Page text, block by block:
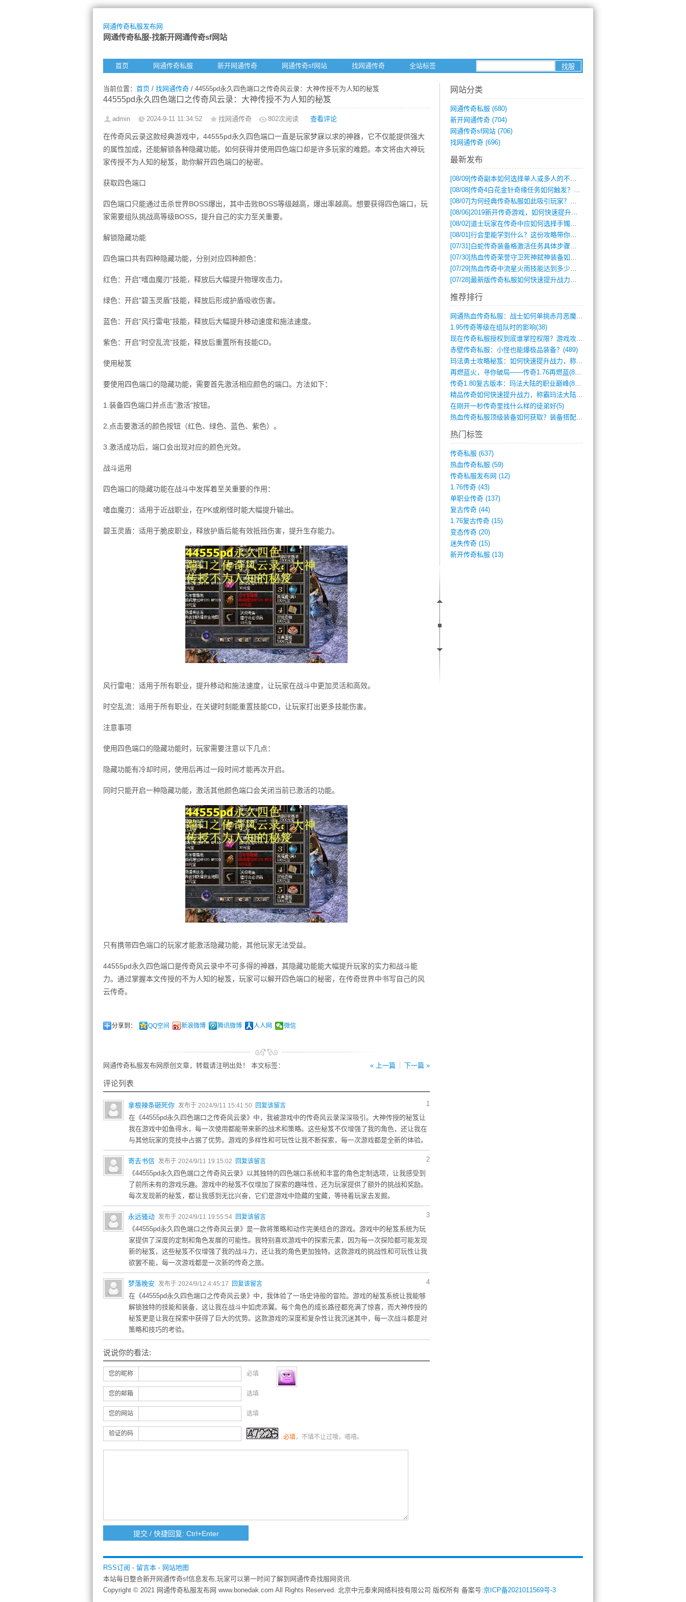
网通传奇私服发布网
网通传奇私服-找新开网通传奇sf网站
首页 网通传奇私服 新开网通传奇 网通传奇sf网站 找网通传奇 全站标签
当前位置： 首页 / 找网通传奇 / 44555pd永久四色端口之传奇风云录：大神传授不为人知的秘笈
44555pd永久四色端口之传奇风云录：大神传授不为人知的秘笈
admin 2024-9-11 11:34:52 找网通传奇 802次阅读 查看评论
在传奇风云录这款经典游戏中，44555pd永久四色端口一直是玩家梦寐以求的神器，它不仅能提供强大
的属性加成，还能解锁各种隐藏功能。如何获得并使用四色端口却是许多玩家的难题。本文将由大神玩
家传授不为人知的秘笈，助你解开四色端口的秘密。
获取四色端口
四色端口只能通过击杀世界BOSS爆出，其中击败BOSS等级越高，爆出率越高。想要获得四色端口，玩
家需要组队挑战高等级BOSS，提升自己的实力至关重要。
解锁隐藏功能
四色端口共有四种隐藏功能，分别对应四种颜色：
红色：开启"嗜血魔刃"技能，释放后大幅提升物理攻击力。
绿色：开启"碧玉灵盾"技能，释放后形成护盾吸收伤害。
蓝色：开启"风行雷电"技能，释放后大幅提升移动速度和施法速度。
紫色：开启"时空乱流"技能，释放后重置所有技能CD。
使用秘笈
要使用四色端口的隐藏功能，需要首先激活相应颜色的端口。方法如下：
1.装备四色端口并点击"激活"按钮。
2.点击要激活的颜色按钮（红色、绿色、蓝色、紫色）。
3.激活成功后，端口会出现对应的颜色光效。
战斗运用
四色端口的隐藏功能在战斗中发挥着至关重要的作用：
嗜血魔刃：适用于近战职业，在PK或刷怪时能大幅提升输出。
碧玉灵盾：适用于脆皮职业，释放护盾后能有效抵挡伤害，提升生存能力。
风行雷电：适用于所有职业，提升移动和施法速度，让玩家在战斗中更加灵活和高效。
时空乱流：适用于所有职业，在关键时刻能重置技能CD，让玩家打出更多技能伤害。
注意事项
使用四色端口的隐藏功能时，玩家需要注意以下几点：
隐藏功能有冷却时间，使用后再过一段时间才能再次开启。
同时只能开启一种隐藏功能，激活其他颜色端口会关闭当前已激活的功能。
只有携带四色端口的玩家才能激活隐藏功能，其他玩家无法受益。
44555pd永久四色端口是传奇风云录中不可多得的神器，其隐藏功能能大幅提升玩家的实力和战斗能
力。通过掌握本文传授的不为人知的秘笈，玩家可以解开四色端口的秘密，在传奇世界中书写自己的风
云传奇。
分享到： QQ空间 新浪微博 腾讯微博 人人网 微信
« 上一篇 下一篇 »
网通传奇私服发布网原创文章，转载请注明出处！ 本文标签：
评论列表
1
拿根辣条砸死你 发布于 2024/9/11 15:41:50 回复该留言
在《44555pd永久四色端口之传奇风云录》中，我被游戏中的传奇风云录深深吸引。大神传授的秘笈让
我在游戏中如鱼得水，每一次使用都能带来新的战术和策略。这些秘笈不仅增强了我的角色，还让我在
与其他玩家的竞技中占据了优势。游戏的多样性和可玩性让我不断探索，每一次游戏都是全新的体验。
2
寄去书信 发布于 2024/9/11 19:15:02 回复该留言
《44555pd永久四色端口之传奇风云录》以其独特的四色端口系统和丰富的角色定制选项，让我感受到
了前所未有的游戏乐趣。游戏中的秘笈不仅增加了探索的趣味性，还为玩家提供了额外的挑战和奖励。
每次发现新的秘笈，都让我感到无比兴奋，它们是游戏中隐藏的宝藏，等待着玩家去发掘。
3
永远骚动 发布于 2024/9/11 19:55:54 回复该留言
《44555pd永久四色端口之传奇风云录》是一款将策略和动作完美结合的游戏。游戏中的秘笈系统为玩
家提供了深度的定制和角色发展的可能性。我特别喜欢游戏中的探索元素，因为每一次探险都可能发现
新的秘笈，这些秘笈不仅增强了我的战斗力，还让我的角色更加独特。这款游戏的挑战性和可玩性让我
欲罢不能，每一次游戏都是一次新的传奇之旅。
4
梦落晚安 发布于 2024/9/12 4:45:17 回复该留言
在《44555pd永久四色端口之传奇风云录》中，我体验了一场史诗般的冒险。游戏的秘笈系统让我能够
解锁独特的技能和装备，这让我在战斗中如虎添翼。每个角色的成长路径都充满了惊喜，而大神传授的
秘笈更是让我在探索中获得了巨大的优势。这款游戏的深度和复杂性让我沉迷其中，每一次战斗都是对
策略和技巧的考验。
说说你的看法:
您的昵称 必填
您的邮箱 选填
您的网站 选填
验证的码 必填，不填不让过哦，嘻嘻。
网站分类
网通传奇私服 (680)
新开网通传奇 (704)
网通传奇sf网站 (706)
找网通传奇 (696)
最新发布
[08/09]传奇副本如何选择单人或多人的不同模式？
[08/08]传奇4白花金针奇缘任务如何触发？完整攻略解析
[08/07] 为何经典传奇私服如此吸引玩家？深度攻略解析
[08/06]2019新开传奇游戏，如何快速提升角色等级？
[08/02]道士玩家在传奇中应如何选择手镯装备？
[08/01]行会里能学到什么？这份攻略带你全掌握
[07/31] 白蛇传奇装备格激活任务具体步骤是什么？如何完成？
[07/30]热血传奇荣誉守卫死神弑神装备如何获取与佩戴攻略？
[07/29]热血传奇中流星火雨技能达到多少级可以开始练装备？
[07/28]最新版传奇私服如何快速提升战力与获取稀有装备？
推荐排行
网通热血传奇私服：战士如何单挑赤月恶魔？(311)
1.95传奇等级在组队时的影响(38)
现在传奇私服授权到底谁掌控权限？游戏攻略(789)
赤壁传奇私服：小怪也能爆极品装备？(489)
玛法勇士攻略秘笈：如何快速提升战力，称霸(717)
再燃蓝火，寻你破局——传奇1.76再燃蓝(893)
传奇1.80复古版本：玛法大陆的职业巅峰(873)
精品传奇如何快速提升战力，称霸玛法大陆？(392)
在刚开一秒传奇里找什么样的徒弟好(5)
热血传奇私服顶级装备如何获取？装备搭配与(688)
热门标签
传奇私服 (637)
热血传奇私服 (59)
传奇私服发布网 (12)
1.76传奇 (43)
单职业传奇 (137)
复古传奇 (44)
1.76复古传奇 (15)
变态传奇 (20)
迷失传奇 (15)
新开传奇私服 (13)
RSS订阅 - 留言本 - 网站地图
本站每日整合新开网通传奇sf信息发布,玩家可以第一时间了解到网通传奇找服网资讯.
Copyright © 2021 网通传奇私服发布网 www.bonedak.com All Rights Reserved. 北京中元泰来网络科技有限公司 版权所有 备案号:京ICP备2021011569号-3